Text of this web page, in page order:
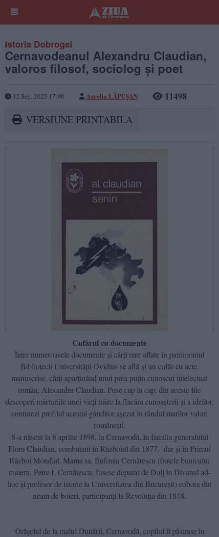
Istoria Dobrogei
Cernavodeanul Alexandru Claudian,
valoros filosof, sociolog și poet
12 Sep, 2025 17:00 Aurelia LĂPUȘAN 11498
VERSIUNE PRINTABILA
Cufărul cu documente
Între numeroasele documente și cărți rare aflate în patrimoniul
Bibliotecii Universității Ovidius se află și un cufăr cu acte,
manuscrise, cărți aparținând unui prea puțin cunoscut intelectual
român, Alexandru Claudian. Puse cap la cap, din aceste file
descoperi mărturiile unei vieți trăite la flacăra cunoașterii și a ideilor,
conturezi profilul acestui gânditor așezat în rândul marilor valori
românești.
S-a născut la 8 aprilie 1898, la Cernavodă, în familia generalului
Floru Claudian, combatant în Războiul din 1877, dar şi în Primul
Război Mondial. Mama sa, Eufimia Cernătescu (fratele bunicului
matern, Petre I. Cernătescu, fusese deputat de Dolj în Divanul ad-
hoc şi profesor de istorie la Universitatea din Bucureşti) cobora din
neam de boieri, participanţi la Revoluţia din 1848.
Orășelul de la malul Dunării, Cernavodă, copilul îl păstrase în